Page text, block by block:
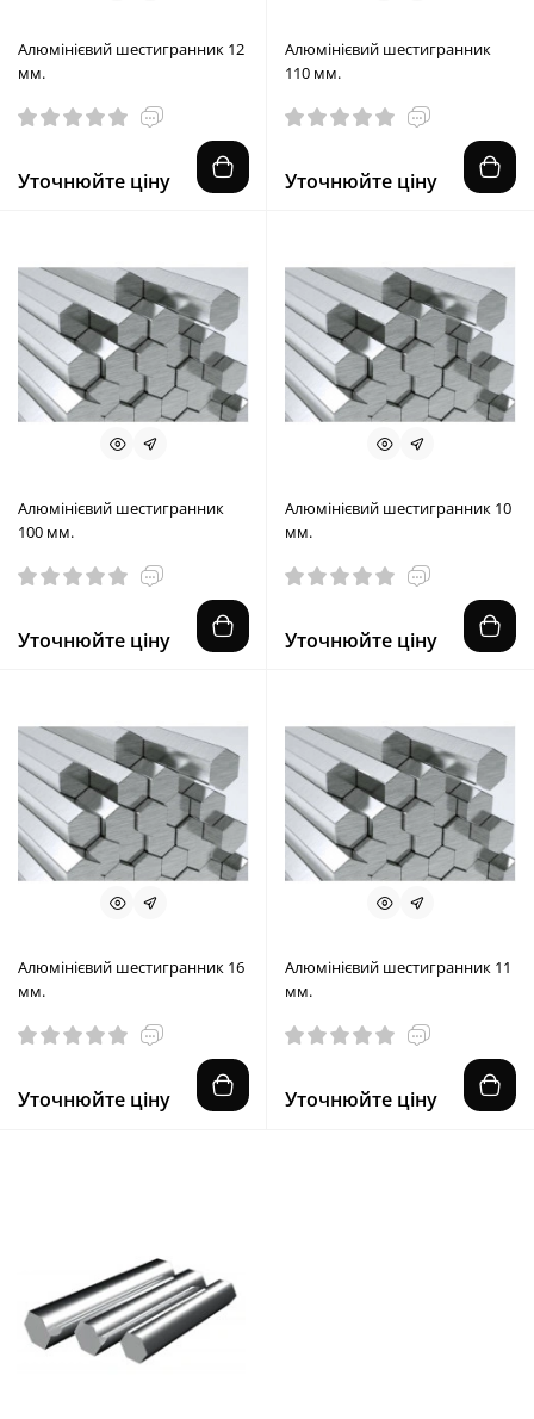
Алюмінієвий шестигранник 12
мм.
Уточнюйте ціну
Алюмінієвий шестигранник
110 мм.
Уточнюйте ціну
Алюмінієвий шестигранник
100 мм.
Уточнюйте ціну
Алюмінієвий шестигранник 10
мм.
Уточнюйте ціну
Алюмінієвий шестигранник 16
мм.
Уточнюйте ціну
Алюмінієвий шестигранник 11
мм.
Уточнюйте ціну